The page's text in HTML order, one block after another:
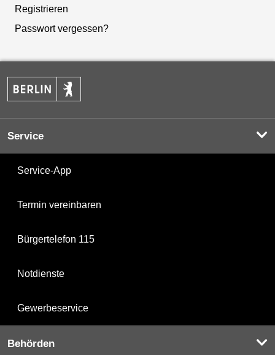
Registrieren
Passwort vergessen?
Service
Service-App
Termin vereinbaren
Bürgertelefon 115
Notdienste
Gewerbeservice
Behörden